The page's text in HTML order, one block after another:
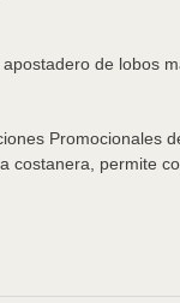
de lobos
costanera, permite